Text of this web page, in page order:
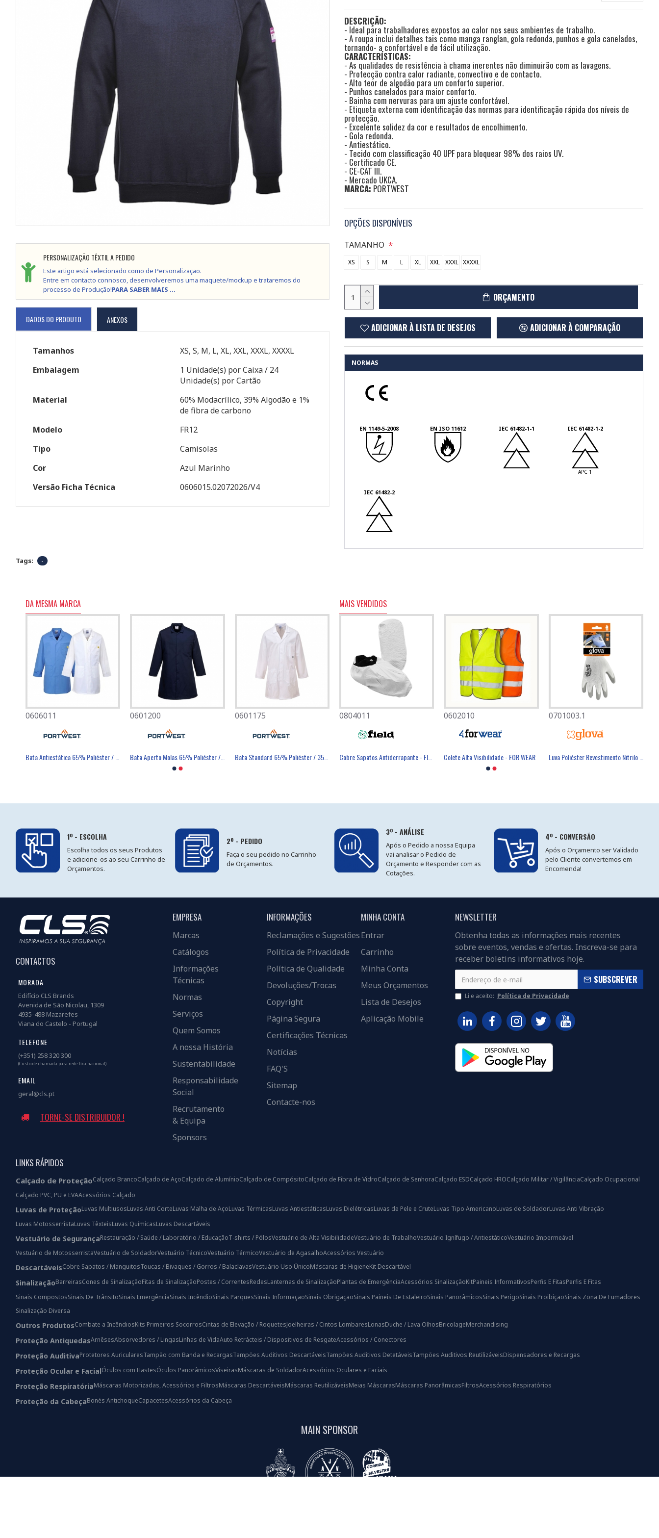
PERSONALIZAÇÃO TÊXTIL A PEDIDO
Este artigo está selecionado como de Personalização.
Entre em contacto connosco, desenvolveremos uma maquete/mockup e trataremos do
processo de Produção!PARA SABER MAIS ...
DADOS DO PRODUTO ANEXOS
Tamanhos
XS, S, M, L, XL, XXL, XXXL, XXXXL
Embalagem
1 Unidade(s) por Caixa / 24
Unidade(s) por Cartão
Material
60% Modacrílico, 39% Algodão e 1%
de fibra de carbono
Modelo
FR12
Tipo
Camisolas
Cor
Azul Marinho
Versão Ficha Técnica
0606015.02072026/V4
DESCRIÇÃO:
- Ideal para trabalhadores expostos ao calor nos seus ambientes de trabalho.
- A roupa inclui detalhes tais como manga ranglan, gola redonda, punhos e gola canelados,
tornando- a confortável e de fácil utilização.
CARACTERÍSTICAS:
- As qualidades de resistência à chama inerentes não diminuirão com as lavagens.
- Protecção contra calor radiante, convectivo e de contacto.
- Alto teor de algodão para um conforto superior.
- Punhos canelados para maior conforto.
- Bainha com nervuras para um ajuste confortável.
- Etiqueta externa com identificação das normas para identificação rápida dos níveis de
protecção.
- Excelente solidez da cor e resultados de encolhimento.
- Gola redonda.
- Antiestático.
- Tecido com classificação 40 UPF para bloquear 98% dos raios UV.
- Certificado CE.
- CE-CAT III.
- Mercado UKCA.
MARCA: PORTWEST
OPÇÕES DISPONÍVEIS
TAMANHO
XS S M L XL XXL XXXL XXXXL
ORÇAMENTO
ADICIONAR À LISTA DE DESEJOS ADICIONAR À COMPARAÇÃO
NORMAS
EN 1149-5-2008 EN ISO 11612 IEC 61482-1-1 IEC 61482-1-2
APC 1
IEC 61482-2
Tags: -
DA MESMA MARCA
0606011 0601200 0601175
Bata Standard 65% Poliéster / 35% Algodão - PORTWEST
MAIS VENDIDOS
0501080 0701007
Luva Poliéster Revestimento Látex Preto - GLOVA
0501082 0804011
Cobre Sapatos Antiderrapante - FIELD
0602010
Colete Alta Visibilidade - FOR WEAR
0701003.1
1º - ESCOLHA
Escolha todos os seus Produtos
e adicione-os ao seu Carrinho de
Orçamentos.
2º - PEDIDO
Faça o seu pedido no Carrinho
de Orçamentos.
3º - ANÁLISE
Após o Pedido a nossa Equipa
vai analisar o Pedido de
Orçamento e Responder com as
Cotações.
4º - CONVERSÃO
Após o Orçamento ser Validado
pelo Cliente convertemos em
Encomenda!
CONTACTOS
MORADA
Edifício CLS Brands
Avenida de São Nicolau, 1309
4935-488 Mazarefes
Viana do Castelo - Portugal
TELEFONE
(+351) 258 320 300
(Custo de chamada para rede fixa nacional)
EMAIL
geral@cls.pt
TORNE-SE DISTRIBUIDOR !
EMPRESA
Marcas
Catálogos
Informações
Técnicas
Normas
Serviços
Quem Somos
A nossa História
Sustentabilidade
Responsabilidade
Social
Recrutamento
& Equipa
Sponsors
INFORMAÇÕES
Reclamações e Sugestões
Política de Privacidade
Política de Qualidade
Devoluções/Trocas
Copyright
Página Segura
Certificações Técnicas
Notícias
FAQ'S
Sitemap
Contacte-nos
MINHA CONTA
Entrar
Carrinho
Minha Conta
Meus Orçamentos
Lista de Desejos
Aplicação Mobile
NEWSLETTER
Obtenha todas as informações mais recentes
sobre eventos, vendas e ofertas. Inscreva-se para
receber boletins informativos hoje.
SUBSCREVER
Li e aceito: Política de Privacidade
LINKS RÁPIDOS
Calçado de ProteçãoCalçado BrancoCalçado de AçoCalçado de AlumínioCalçado de CompósitoCalçado de Fibra de VidroCalçado de SenhoraCalçado ESDCalçado HROCalçado Militar / VigilânciaCalçado Ocupacional
Calçado PVC, PU e EVAAcessórios Calçado
Luvas de ProteçãoLuvas MultiusosLuvas Anti CorteLuvas Malha de AçoLuvas TérmicasLuvas AntiestáticasLuvas DielétricasLuvas de Pele e CruteLuvas Tipo AmericanoLuvas de SoldadorLuvas Anti Vibração
Luvas MotosserristaLuvas TêxteisLuvas QuímicasLuvas Descartáveis
Vestuário de SegurançaRestauração / Saúde / Laboratório / EducaçãoT-shirts / PólosVestuário de Alta VisibilidadeVestuário de TrabalhoVestuário Ignífugo / AntiestáticoVestuário Impermeável
Vestuário de MotosserristaVestuário de SoldadorVestuário TécnicoVestuário TérmicoVestuário de AgasalhoAcessórios Vestuário
DescartáveisCobre Sapatos / ManguitosToucas / Bivaques / Gorros / BalaclavasVestuário Uso ÚnicoMáscaras de HigieneKit Descartável
SinalizaçãoBarreirasCones de SinalizaçãoFitas de SinalizaçãoPostes / CorrentesRedesLanternas de SinalizaçãoPlantas de EmergênciaAcessórios SinalizaçãoKitPaineis InformativosPerfis E FitasPerfis E Fitas
Sinais CompostosSinais De TrânsitoSinais EmergênciaSinais IncêndioSinais ParquesSinais InformaçãoSinais ObrigaçãoSinais Paineis De EstaleiroSinais PanorâmicosSinais PerigoSinais ProibiçãoSinais Zona De Fumadores
Sinalização Diversa
Outros ProdutosCombate a IncêndiosKits Primeiros SocorrosCintas de Elevação / RoquetesJoelheiras / Cintos LombaresLonasDuche / Lava OlhosBricolageMerchandising
Proteção AntiquedasArnêsesAbsorvedores / LingasLinhas de VidaAuto Retrácteis / Dispositivos de ResgateAcessórios / Conectores
Proteção AuditivaProtetores AuricularesTampão com Banda e RecargasTampões Auditivos DescartáveisTampões Auditivos DetetáveisTampões Auditivos ReutilizáveisDispensadores e Recargas
Proteção Ocular e FacialÓculos com HastesÓculos PanorâmicosViseirasMáscaras de SoldadorAcessórios Oculares e Faciais
Proteção RespiratóriaMáscaras Motorizadas, Acessórios e FiltrosMáscaras DescartáveisMáscaras ReutilizáveisMeias MáscarasMáscaras PanorâmicasFiltrosAcessórios Respiratórios
Proteção da CabeçaBonés AntichoqueCapacetesAcessórios da Cabeça
MAIN SPONSOR